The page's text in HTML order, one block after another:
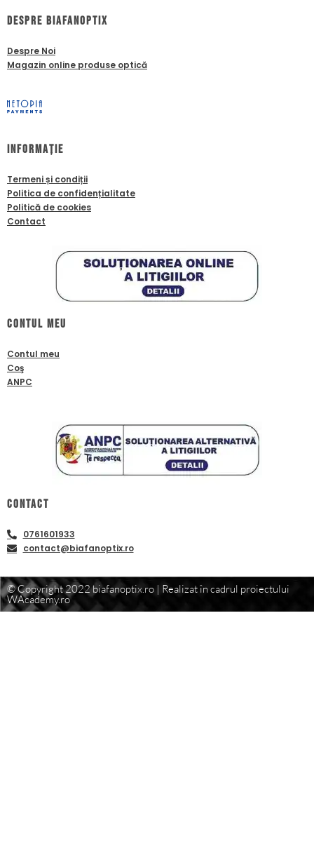
dESPRE biafanoptix
Despre Noi
Magazin online produse optică
Informație
Termeni și condiții
Politica de confidențialitate
Politică de cookies
Contact
Contul meu
Contul meu
Coş
ANPC
Contact
0761601933
contact@biafanoptix.ro
© Copyright 2022 biafanoptix.ro | Realizat în cadrul proiectului
WAcademy.ro